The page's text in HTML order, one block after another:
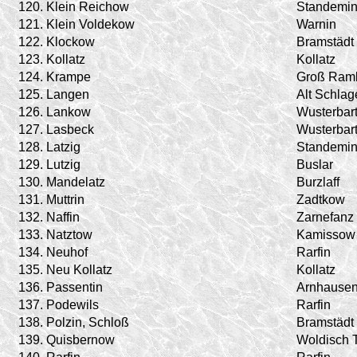
120. Klein Reichow
Standemin
121. Klein Voldekow
Warnin
122. Klockow
Bramstädt
123. Kollatz
Kollatz
124. Krampe
Groß
125. Langen
Alt
126. Lankow
127. Lasbeck
128. Latzig
Standemin
129. Lutzig
Buslar
130. Mandelatz
Burzlaff
131. Muttrin
Zadtkow
132. Naffin
Zarnefanz
133. Natztow
Kamissow
134. Neuhof
Rarfin
135. Neu Kollatz
Kollatz
136. Passentin
137. Podewils
Rarfin
138. Polzin, Schloß
Bramstädt
139. Quisbernow
Woldisch